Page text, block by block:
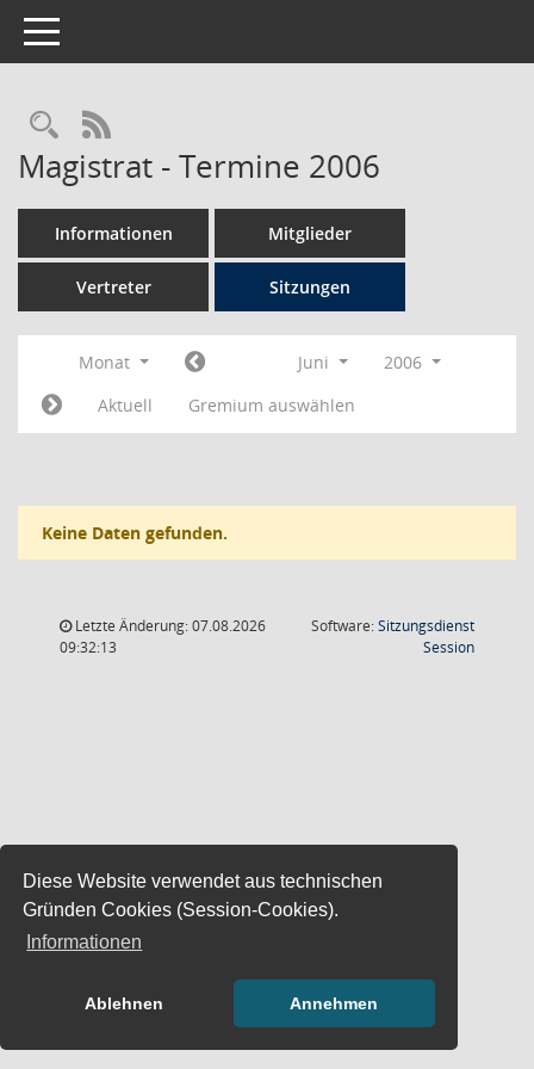
Diese Website verwendet aus technischen
Gründen Cookies (Session-Cookies).
Informationen
Ablehnen Annehmen
Toggle navigation
Rechercheauswahl
RSS-Feed
Magistrat - Termine 2006
Informationen Mitglieder
Vertreter Sitzungen
Monat Juni
2006
Aktuell
Gremium auswählen
Keine Daten gefunden.
Letzte Änderung: 07.08.2026
09:32:13
Software:Sitzungsdienst
Session(Wird in